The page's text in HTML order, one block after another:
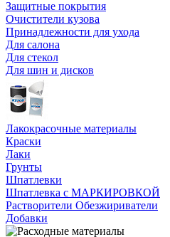
Защитные покрытия
Очистители кузова
Принадлежности для ухода
Для салона
Для стекол
Для шин и дисков
Лакокрасочные материалы
Краски
Лаки
Грунты
Шпатлевки
Шпатлевка с МАРКИРОВКОЙ
Растворители Обезжириватели
Добавки